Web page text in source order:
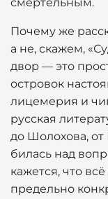
Почему же
а не, скажем,
двор — это
островок
лицемерия и
русская
до Шолохова, от
билась над
кажется, что
предельно